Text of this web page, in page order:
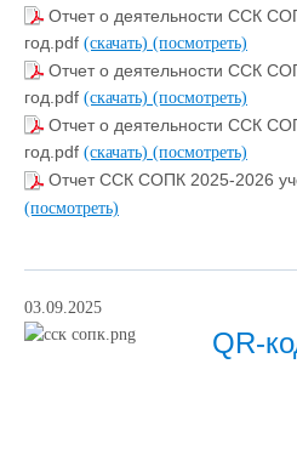
Отчет о деятельности ССК
год.pdf (скачать) (посмотреть)
Отчет о деятельности ССК
год.pdf (скачать) (посмотреть)
Отчет о деятельности ССК
год.pdf (скачать) (посмотреть)
Отчет ССК СОПК 2025-2026
(посмотреть)
03.09.2025
QR-